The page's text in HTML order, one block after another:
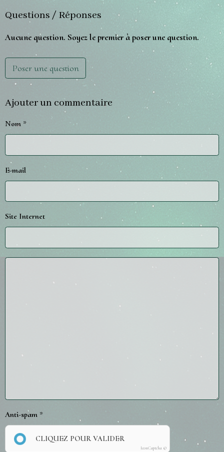
Questions / Réponses
Aucune question. Soyez le premier à poser une question.
Poser une question
Ajouter un commentaire
Nom
E-mail
Site Internet
Anti-spam
CLIQUEZ POUR VALIDER
IconCaptcha ©